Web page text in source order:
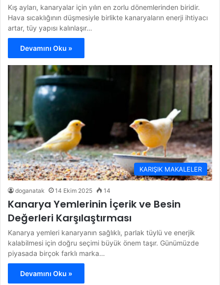
Kış ayları, kanaryalar için yılın en zorlu dönemlerinden biridir.
Hava sıcaklığının düşmesiyle birlikte kanaryaların enerji ihtiyacı
artar, tüy yapısı kalınlaşır…
Devamını Oku »
KARIŞIK MAKALELER
doganatak 14 Ekim 2025 14
Kanarya Yemlerinin İçerik ve Besin
Değerleri Karşılaştırması
Kanarya yemleri kanaryanın sağlıklı, parlak tüylü ve enerjik
kalabilmesi için doğru seçimi büyük önem taşır. Günümüzde
piyasada birçok farklı marka…
Devamını Oku »